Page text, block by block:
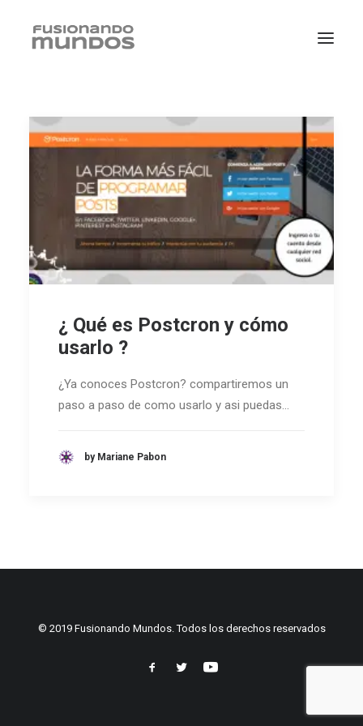
SEARCH
¿ Qué es Postcron y cómo
usarlo ?
¿Ya conoces Postcron? compartiremos un
paso a paso de como usarlo y asi puedas…
by Mariane Pabon
© 2019 Fusionando Mundos. Todos los derechos reservados